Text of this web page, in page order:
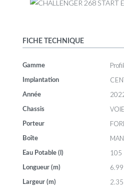
FICHE TECHNIQUE
Gamme
Implantation
Année
Chassis
Porteur
Boîte
Eau Potable (l) 105
Longueur (m) 6.99
Largeur (m) 2.35